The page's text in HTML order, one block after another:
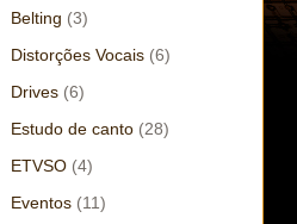
Belting (3)
Distorções Vocais (6)
Drives (6)
Estudo de canto (28)
ETVSO (4)
Eventos (11)